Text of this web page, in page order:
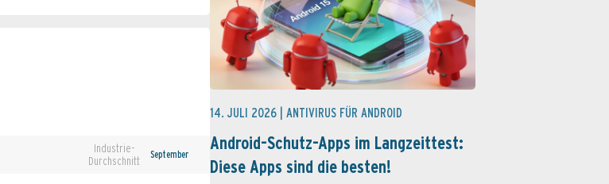
Industrie-
Durchschnitt
September
14. JULI 2026 | ANTIVIRUS FÜR ANDROID
Android-Schutz-Apps im Langzeittest:
Diese Apps sind die besten!